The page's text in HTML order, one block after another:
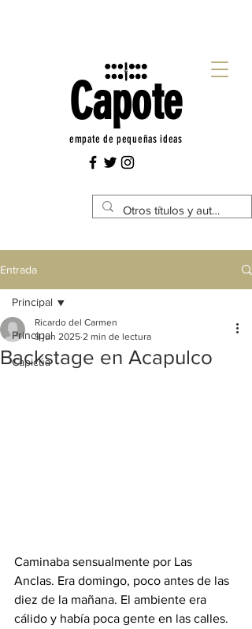
Capote
empate de pequeñas ideas
Entrada
Principal
Capicúa
Principal
Backstage en Acapulco
Ricardo del Carmen
9 jun 2025 2 min de lectura
Caminaba sensualmente por Las
Anclas. Era domingo, poco antes de las
diez de la mañana. El ambiente era
cálido y había poca gente en las calles.